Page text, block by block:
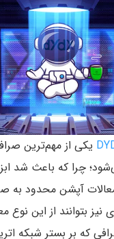
یکی از مهم‌ترین
چرا که باعث شد
آپشن محدود به
نیز بتوانند از این نوع
که بر بستر شبکه